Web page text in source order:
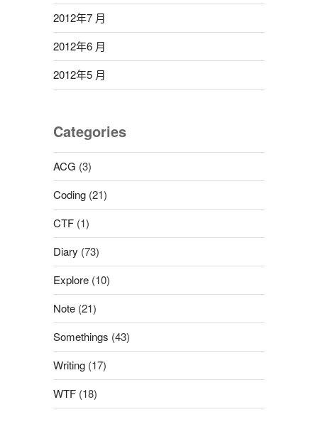
2012年7 月
2012年6 月
2012年5 月
Categories
ACG (3)
Coding(21)
CTF(1)
Diary (73)
Explore(10)
Note(21)
Somethings (43)
Writing(17)
WTF(18)